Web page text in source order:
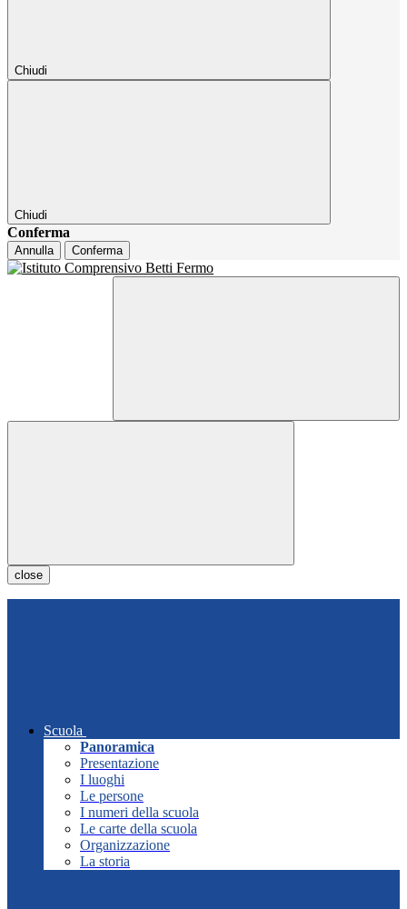
Chiudi
Chiudi
Conferma
Annulla Conferma
close
Scuola
Panoramica
Presentazione
I luoghi
Le persone
I numeri della scuola
Le carte della scuola
Organizzazione
La storia